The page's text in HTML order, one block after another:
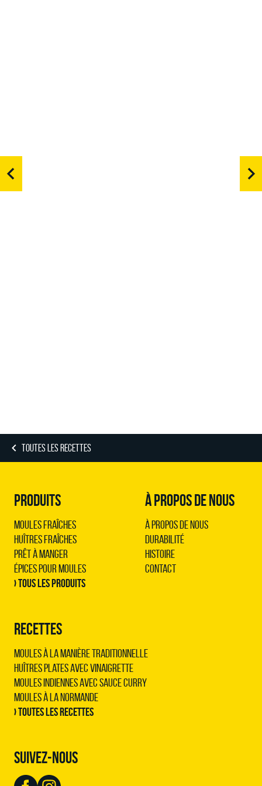
TOUTES LES RECETTES
PRODUITS
Moules Fraîches
Huîtres Fraîches
Prêt à Manger
Épices pour Moules
› Tous les produits
RECETTES
Moules à la manière traditionnelle
Huîtres plates avec vinaigrette
Moules indiennes avec sauce curry
Moules à la normande
› Toutes les recettes
À PROPOS DE NOUS
À propos de nous
Durabilité
Histoire
Contact
SUIVEZ-NOUS